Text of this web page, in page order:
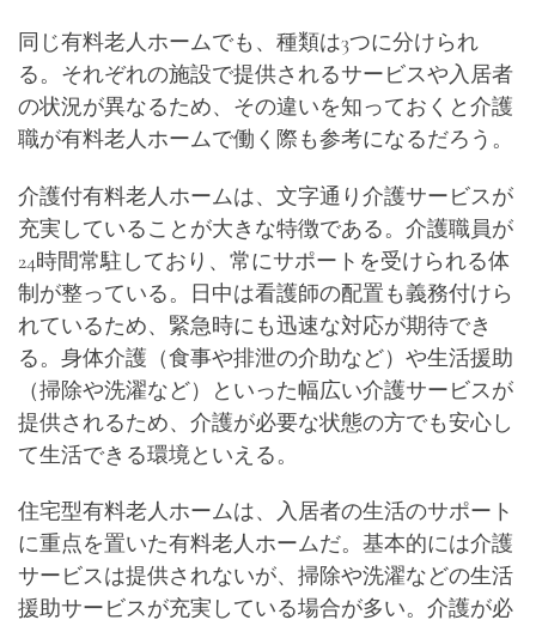
同じ有料老人ホームでも、種類は3つに分けられ
る。それぞれの施設で提供されるサービスや入居者
の状況が異なるため、その違いを知っておくと介護
職が有料老人ホームで働く際も参考になるだろう。
介護付有料老人ホームは、文字通り介護サービスが
充実していることが大きな特徴である。介護職員が
24時間常駐しており、常にサポートを受けられる体
制が整っている。日中は看護師の配置も義務付けら
れているため、緊急時にも迅速な対応が期待でき
る。身体介護（食事や排泄の介助など）や生活援助
（掃除や洗濯など）といった幅広い介護サービスが
提供されるため、介護が必要な状態の方でも安心し
て生活できる環境といえる。
住宅型有料老人ホームは、入居者の生活のサポート
に重点を置いた有料老人ホームだ。基本的には介護
サービスは提供されないが、掃除や洗濯などの生活
援助サービスが充実している場合が多い。介護が必